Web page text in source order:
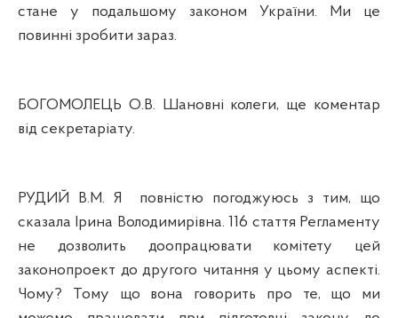
стане у подальшому законом України. Ми це
повинні зробити зараз.
БОГОМОЛЕЦЬ О.В. Шановні колеги, ще коментар
від секретаріату.
РУДИЙ В.М. Я
повністю погоджуюсь з тим, що
сказала Ірина Володимирівна. 116 стаття Регламенту
не дозволить доопрацювати комітету цей
законопроект додругого читання у цьому аспекті.
Чому? Тому що вона говорить про те, що ми